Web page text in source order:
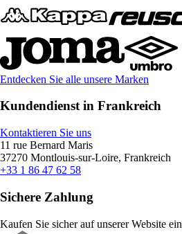
Entdecken Sie alle unsere Marken
Kundendienst in Frankreich
Kontaktieren Sie uns
11 rue Bernard Maris
37270 Montlouis-sur-Loire, Frankreich
+33 1 86 47 62 58
Sichere Zahlung
Kaufen Sie sicher auf unserer Website ein